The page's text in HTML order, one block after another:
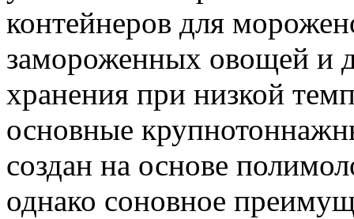
контейнеров для
замороженных овощей и
хранения при низкой
основные
создан на основе
однако соновное